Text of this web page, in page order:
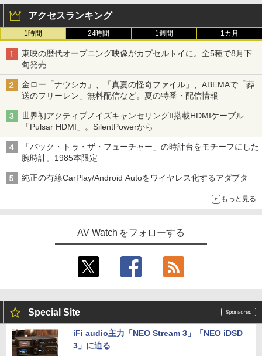
アクセスランキング
1時間 24時間 1週間 1カ月
東映の歴代オープニング映像がカプセルトイに。全5種で8月下
旬発売
金ロー「ナウシカ」、「真夏の怪奇ファイル」、ABEMAで「葬
送のフリーレン」無料配信など。夏の特番・配信情報
世界初アクティブノイズキャンセリングII搭載HDMIケーブル
「Pulsar HDMI」。SilentPowerから
「バック・トゥ・ザ・フューチャー」の時計台をモチーフにした
腕時計。1985本限定
純正の有線CarPlay/Android Autoをワイヤレス化するアダプタ
もっと見る
AV Watch をフォローする
Special Site
iFi audio主力「NEO Stream 3」「NEO iDSD
3」に迫る